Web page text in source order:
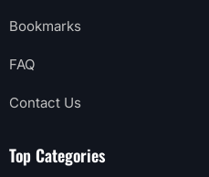
Bookmarks
FAQ
Contact Us
Top Categories